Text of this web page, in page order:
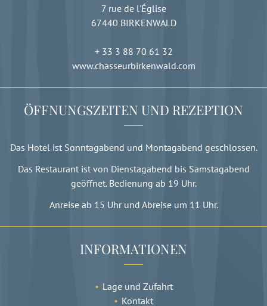
7 rue de l'Église
67440 BIRKENWALD
+ 33 3 88 70 61 32
www.chasseurbirkenwald.com
ÖFFNUNGSZEITEN UND REZEPTION
Das Hotel ist Sonntagabend und Montagabend geschlossen.
Das Restaurant ist von Dienstagabend bis Samstagabend
geöffnet. Bedienung ab 19 Uhr.
Anreise ab 15 Uhr und Abreise um 11 Uhr.
INFORMATIONEN
Lage und Zufahrt
Kontakt